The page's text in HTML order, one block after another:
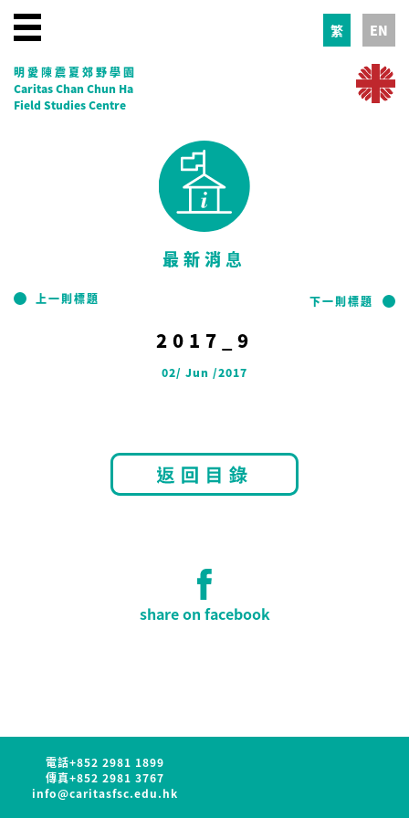
繁 EN
明愛陳震夏郊野學園
Caritas Chan Chun Ha
Field Studies Centre
最新消息
上一則標題 下一則標題
2017_9
02/ Jun /2017
share on facebook
電話+852 2981 1899
傳真+852 2981 3767
info@caritasfsc.edu.hk